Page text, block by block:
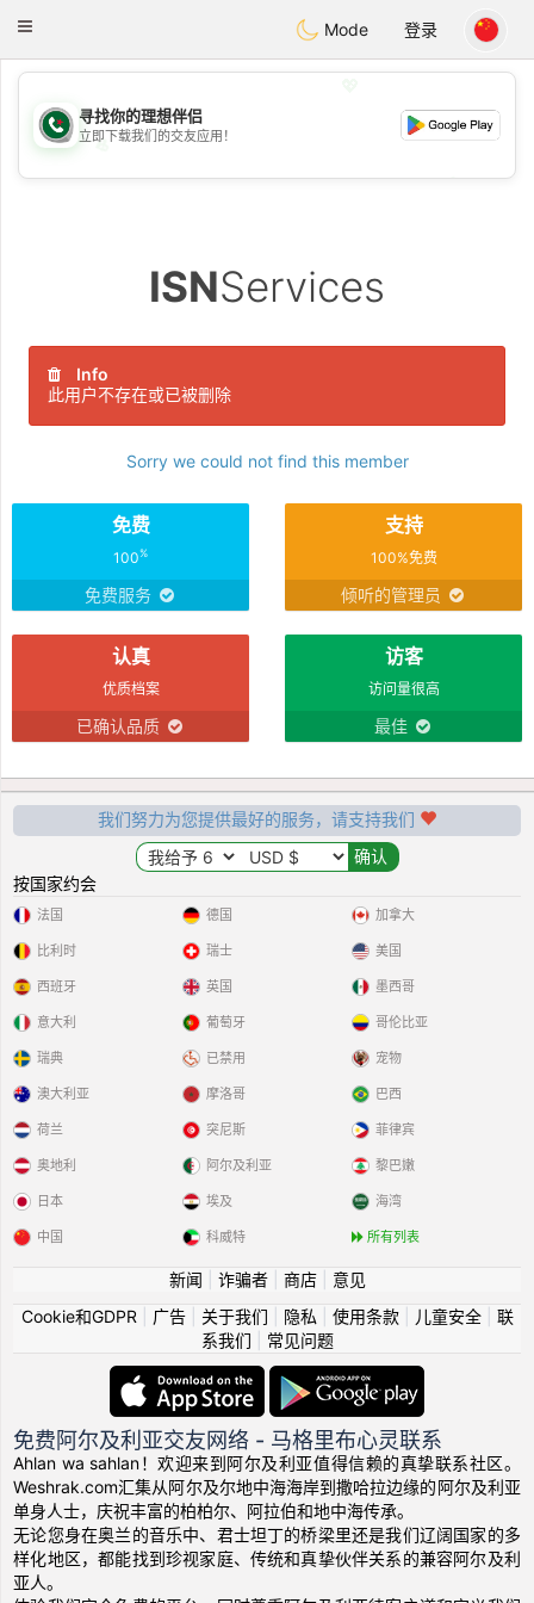
Weshrak
Toggle
Mode 登录
💖
💕
寻找你的理想伴侣
立即下载我们的交友应用！
ISNServices
Info
此用户不存在或已被删除
Sorry we could not find this member
免费
100%
免费服务
支持
100%免费
倾听的管理员
认真
优质档案
已确认品质
访客
访问量很高
最佳
我们努力为您提供最好的服务，请支持我们
按国家约会
法国
比利时
西班牙
意大利
瑞典
德国
瑞士
英国
葡萄牙
已禁用
加拿大
美国
墨西哥
哥伦比亚
宠物
澳大利亚
荷兰
奥地利
日本
中国
摩洛哥
突尼斯
阿尔及利亚
埃及
科威特
巴西
菲律宾
黎巴嫩
海湾
所有列表
新闻 诈骗者| 商店| 意见
Cookie和GDPR
广告| 关于我们 隐私 使用条款| 儿童安全| 联
系我们
常见问题
免费阿尔及利亚交友网络 - 马格里布心灵联系
Ahlan wa sahlan！欢迎来到阿尔及利亚值得信赖的真挚联系社区。
Weshrak.com汇集从阿尔及尔地中海海岸到撒哈拉边缘的阿尔及利亚
单身人士，庆祝丰富的柏柏尔、阿拉伯和地中海传承。
无论您身在奥兰的音乐中、君士坦丁的桥梁里还是我们辽阔国家的多
样化地区，都能找到珍视家庭、传统和真挚伙伴关系的兼容阿尔及利
亚人。